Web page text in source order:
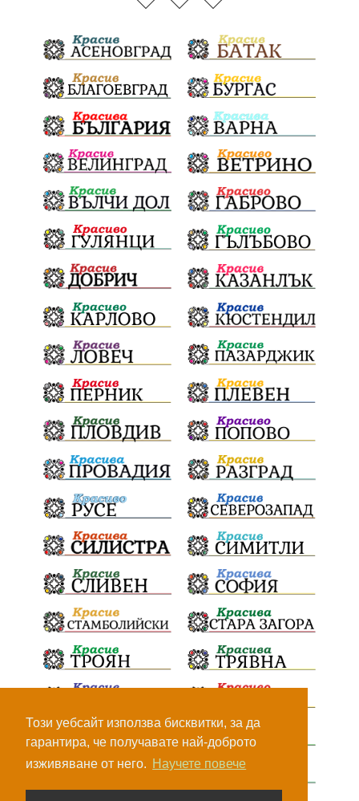
Този уебсайт използва бисквитки, за да
гарантира, че получавате най-доброто
изживяване от него. Научете повече